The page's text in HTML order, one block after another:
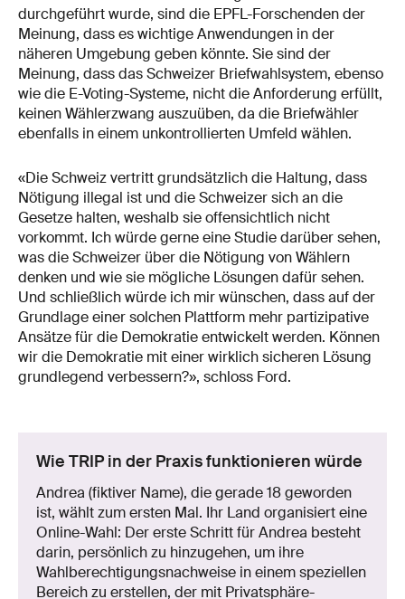
durchgeführt wurde, sind die EPFL-Forschenden der
Meinung, dass es wichtige Anwendungen in der
näheren Umgebung geben könnte. Sie sind der
Meinung, dass das Schweizer Briefwahlsystem, ebenso
wie die E-Voting-Systeme, nicht die Anforderung erfüllt,
keinen Wählerzwang auszuüben, da die Briefwähler
ebenfalls in einem unkontrollierten Umfeld wählen.
«Die Schweiz vertritt grundsätzlich die Haltung, dass
Nötigung illegal ist und die Schweizer sich an die
Gesetze halten, weshalb sie offensichtlich nicht
vorkommt. Ich würde gerne eine Studie darüber sehen,
was die Schweizer über die Nötigung von Wählern
denken und wie sie mögliche Lösungen dafür sehen.
Und schließlich würde ich mir wünschen, dass auf der
Grundlage einer solchen Plattform mehr partizipative
Ansätze für die Demokratie entwickelt werden. Können
wir die Demokratie mit einer wirklich sicheren Lösung
grundlegend verbessern?», schloss Ford.
Wie TRIP in der Praxis funktionieren würde
Andrea (fiktiver Name), die gerade 18 geworden
ist, wählt zum ersten Mal. Ihr Land organisiert eine
Online-Wahl: Der erste Schritt für Andrea besteht
darin, persönlich zu hinzugehen, um ihre
Wahlberechtigungsnachweise in einem speziellen
Bereich zu erstellen, der mit Privatsphäre-